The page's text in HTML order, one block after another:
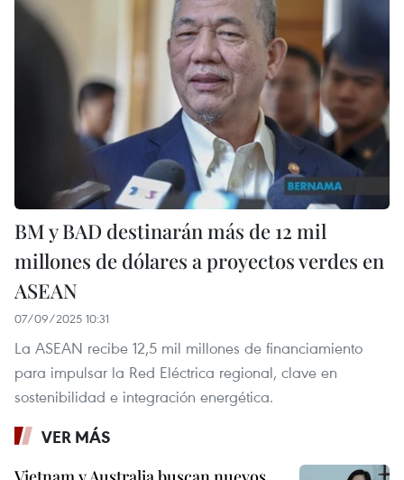
BM y BAD destinarán más de 12 mil
millones de dólares a proyectos verdes en
ASEAN
07/09/2025 10:31
La ASEAN recibe 12,5 mil millones de financiamiento
para impulsar la Red Eléctrica regional, clave en
sostenibilidad e integración energética.
VER MÁS